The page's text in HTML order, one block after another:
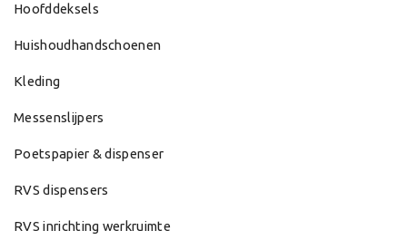
Hoofddeksels
Huishoudhandschoenen
Kleding
Messenslijpers
Poetspapier & dispenser
RVS dispensers
RVS inrichting werkruimte